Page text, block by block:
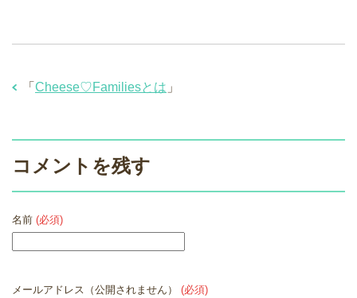
「 Cheese♡Familiesとは 」
コメントを残す
名前 (必須)
メールアドレス（公開されません） (必須)